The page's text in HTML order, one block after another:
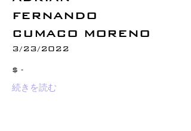
FERNANDO
CUMACO MORENO
3/23/2022
$ -
続きを読む